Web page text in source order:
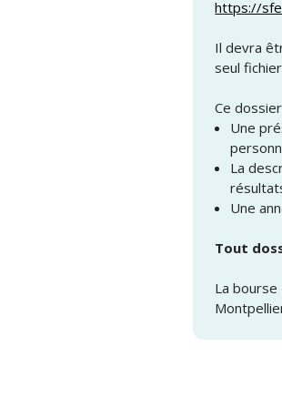
https://
Il devra
seul
Ce
Une
La
Une
Tout
La bourse